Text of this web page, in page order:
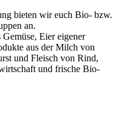
bieten wir euch Bio- bzw.
an.
Gemüse, Eier eigener
aus der Milch von
und Fleisch von Rind,
und frische Bio-